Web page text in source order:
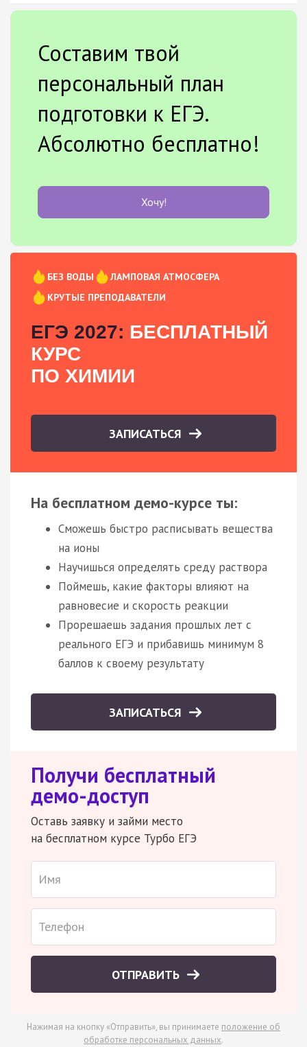
Составим твой
персональный план
подготовки к ЕГЭ.
Абсолютно бесплатно!
Хочу!
БЕЗ ВОДЫ
ЛАМПОВАЯ АТМОСФЕРА
КРУТЫЕ ПРЕПОДАВАТЕЛИ
ЕГЭ 2027: БЕСПЛАТНЫЙ
КУРС
ПО ХИМИИ
ЗАПИСАТЬСЯ
На бесплатном демо-курсе ты:
Сможешь быстро расписывать вещества
на ионы
Научишься определять среду раствора
Поймешь, какие факторы влияют на
равновесие и скорость реакции
Прорешаешь задания прошлых лет с
реального ЕГЭ и прибавишь минимум 8
баллов к своему результату
ЗАПИСАТЬСЯ
Получи бесплатный
демо-доступ
Оставь заявку и займи место
на бесплатном курсе Турбо ЕГЭ
ОТПРАВИТЬ
Нажимая на кнопку «Отправить», вы принимаете положение об
обработке персональных данных.